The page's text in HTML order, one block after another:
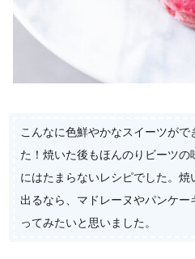
こんなに色鮮やかなスイーツが
た！焼いた後もほんのりビーツの
にはたまらないレシピでした。
出るなら、マドレーヌやパンケ
ってみたいと思いました。